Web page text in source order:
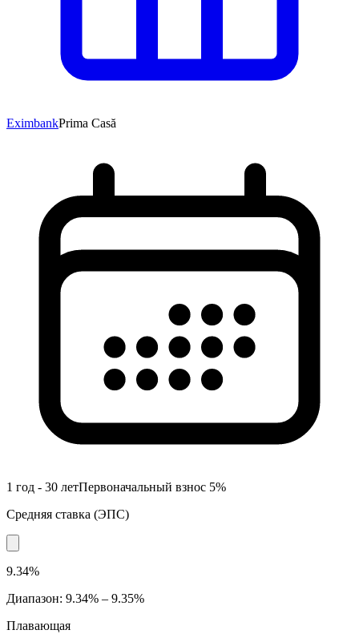
EximbankPrima Casă
1 год - 30 летПервоначальный взнос 5%
Средняя ставка (ЭПС)
9.34%
Диапазон: 9.34% – 9.35%
Плавающая